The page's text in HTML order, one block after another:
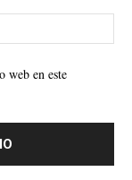
web en este